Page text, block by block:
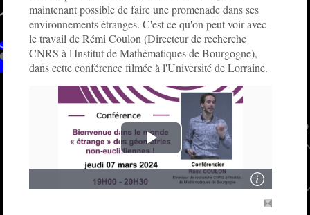
maintenant possible de faire une promenade dans ses
environnements étranges. C'est ce qu'on peut voir avec
le travail de Rémi Coulon (Directeur de recherche
CNRS à l'Institut de Mathématiques de Bourgogne),
dans cette conférence filmée à l'Université de Lorraine.